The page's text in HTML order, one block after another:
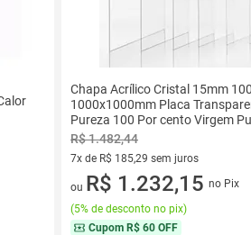
Chapa Acrílico Cristal 15mm
1000x1000mm Placa
Pureza 100 Por cento Virgem
Premium 1x1m
R$ 1.482,44
7x de R$ 185,29 sem juros
7 vez de R$ 185,29 sem juros
ou R$ 1.232,15 no Pix
(5% de desconto no pix)
Cupom R$ 60 OFF